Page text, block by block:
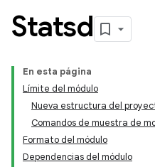
Statsd
En esta página
Límite del módulo
Nueva estructura del
Comandos de muestra de
Formato del módulo
Dependencias del módulo